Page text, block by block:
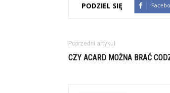
PODZIEL SIĘ
Poprzedni artykuł
CZY ACARD MOŻNA BRAĆ